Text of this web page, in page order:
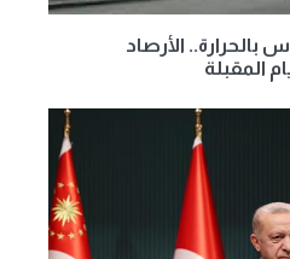
بالحرارة.. الأرصاد
المقبلة